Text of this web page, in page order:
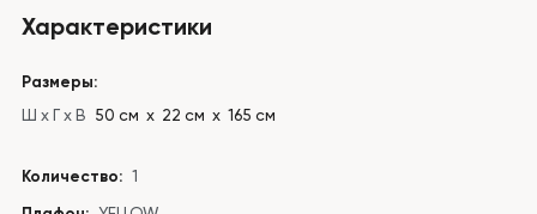
Характеристики
Размеры:
Ш x Г x В 50 см х 22 см х 165 см
Количество: 1